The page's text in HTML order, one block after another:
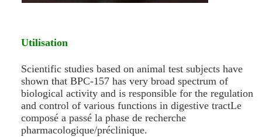
Utilisation
Scientific studies based on animal test subjects have
shown that BPC-157 has very broad spectrum of
biological activity and is responsible for the regulation
and control of various functions in digestive tractLe
composé a passé la phase de recherche
pharmacologique/préclinique.